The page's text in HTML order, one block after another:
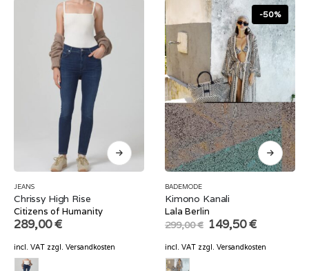
JEANS
Chrissy High Rise
Citizens of Humanity
289,00€
incl. VAT zzgl. Versandkosten
-50%
BADEMODE
Kimono Kanali
Lala Berlin
299,00€ Original
price
was:
299,00 €.
149,50€Current
is:
incl. VAT zzgl. Versandkosten